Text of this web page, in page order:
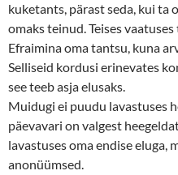
kuketants, pärast seda, kui ta
omaks teinud. Teises
Efraimina oma tantsu, kuna
Selliseid kordusi erinevates
see teeb asja elusaks.
Muidugi ei puudu lavastuses
päevavari on valgest
lavastuses oma endise eluga,
anonüümsed.